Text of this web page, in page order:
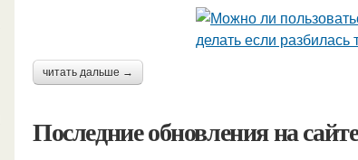
читать дальше →
Последние обновления на